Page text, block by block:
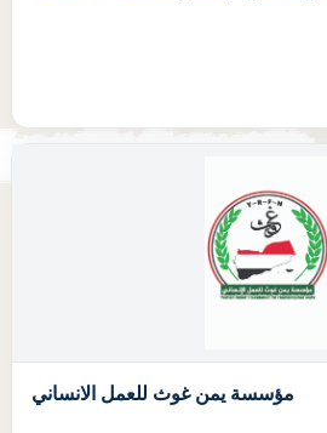
مؤسسة يمن غوث للعمل الانساني